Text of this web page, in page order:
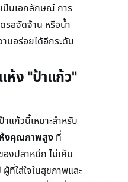
ป็นเอกลักษณ์ การ
สจัดจ้าน หรือน้ำ
มอร่อยได้อีกระดับ
ห้ง "ป้าแก้ว"
แก้วนี้เหมาะสำหรับ
งคุณภาพสูง ที่
งปลาหมึก ไม่เค็ม
ที่ใส่ใจในสุขภาพและ